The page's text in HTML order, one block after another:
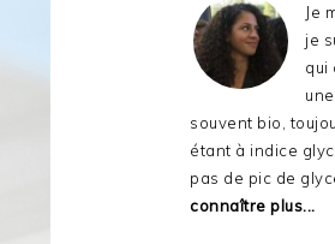
Je
je
qui
souvent bio,
étant à indice
pas de pic de
connaître plus...